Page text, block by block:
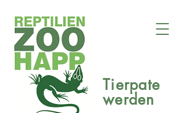
Tierpate
werden